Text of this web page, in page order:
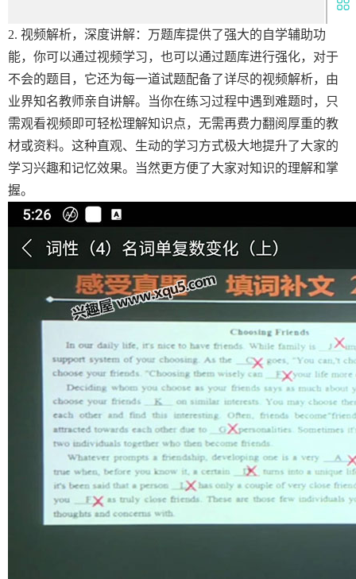
2. 视频解析，深度讲解：万题库提供了强大的自学辅助功
能，你可以通过视频学习，也可以通过题库进行强化，对于
不会的题目，它还为每一道试题配备了详尽的视频解析，由
业界知名教师亲自讲解。当你在练习过程中遇到难题时，只
需观看视频即可轻松理解知识点，无需再费力翻阅厚重的教
材或资料。这种直观、生动的学习方式极大地提升了大家的
学习兴趣和记忆效果。当然更方便了大家对知识的理解和掌
握。